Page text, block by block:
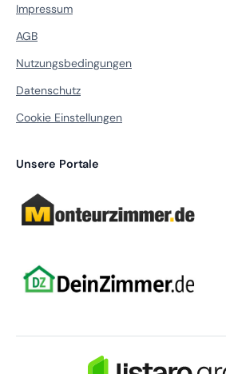
Impressum
AGB
Nutzungsbedingungen
Datenschutz
Cookie Einstellungen
Unsere Portale